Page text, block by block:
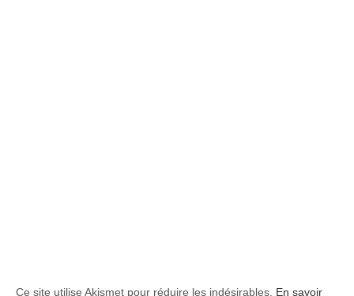
Ce site utilise Akismet pour réduire les indésirables. En savoir